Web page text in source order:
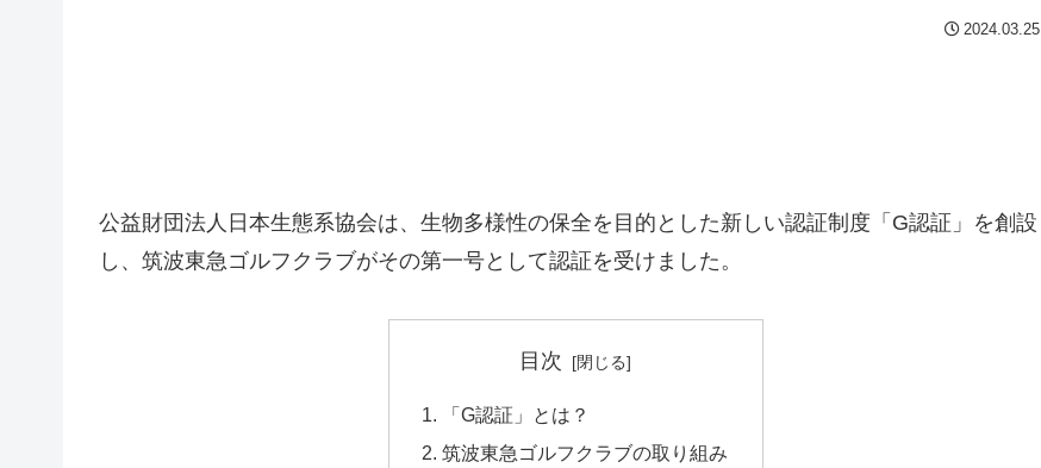
2024.03.25
公益財団法人日本生態系協会は、生物多様性の保全を目的とした新しい認証制度「G認証」を創設
し、筑波東急ゴルフクラブがその第一号として認証を受けました。
目次
「G認証」とは？
筑波東急ゴルフクラブの取り組み